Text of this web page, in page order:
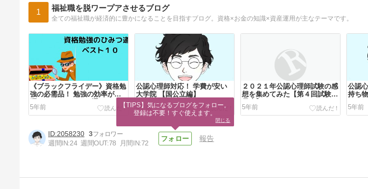
1 福祉職を脱ワープアさせるブログ
全ての福祉職が経済的に豊かになることを目指すブログ。資格×お金の知識×資産運用が主なテーマです。
《ブラックフライデー》資格勉
強の必需品！ 勉強の効率が飛
躍するアイテム１０選
5年前
公認心理師対応！ 学費が安い
大学院 【国公立編】
5年前
２０２１年公認心理師試験の感
想を集めてみた【第４回試験難
易度】
5年前
公認
持ち
5年前
2058230 3
週間IN:24 週間OUT:78 月間IN:72
報告
【TIPS】気になるブログをフォロー。
登録は不要！すぐ使えます。
閉じる